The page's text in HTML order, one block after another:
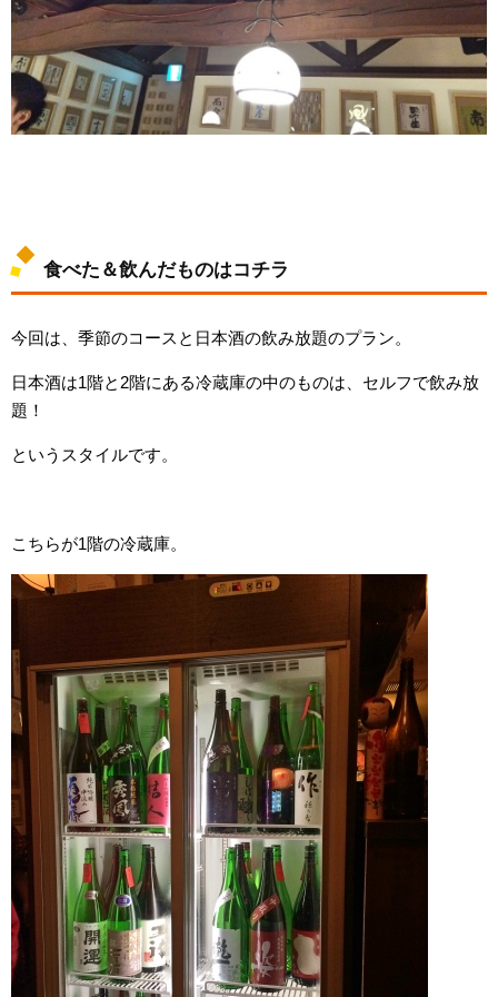
食べた＆飲んだものはコチラ
今回は、季節のコースと日本酒の飲み放題のプラン。
日本酒は1階と2階にある冷蔵庫の中のものは、セルフで飲み放
題！
というスタイルです。
こちらが1階の冷蔵庫。